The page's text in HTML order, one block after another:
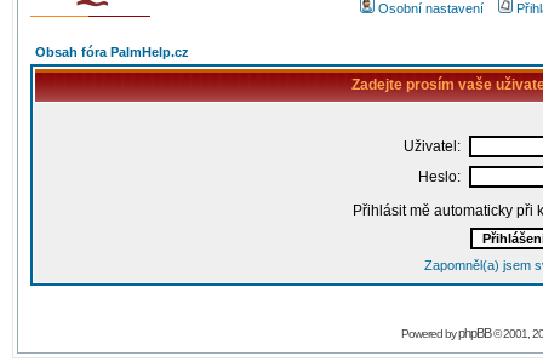
Osobní nastavení
Obsah fóra PalmHelp.cz
Zadejte prosím vaše
Uživatel:
Heslo:
Přihlásit mě automaticky při
Zapomněl(a) jsem
Powered byphpBB© 2001,